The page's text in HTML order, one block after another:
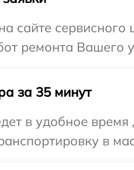
сайте
ремонта Вашего
за 35 минут
в удобное время
в